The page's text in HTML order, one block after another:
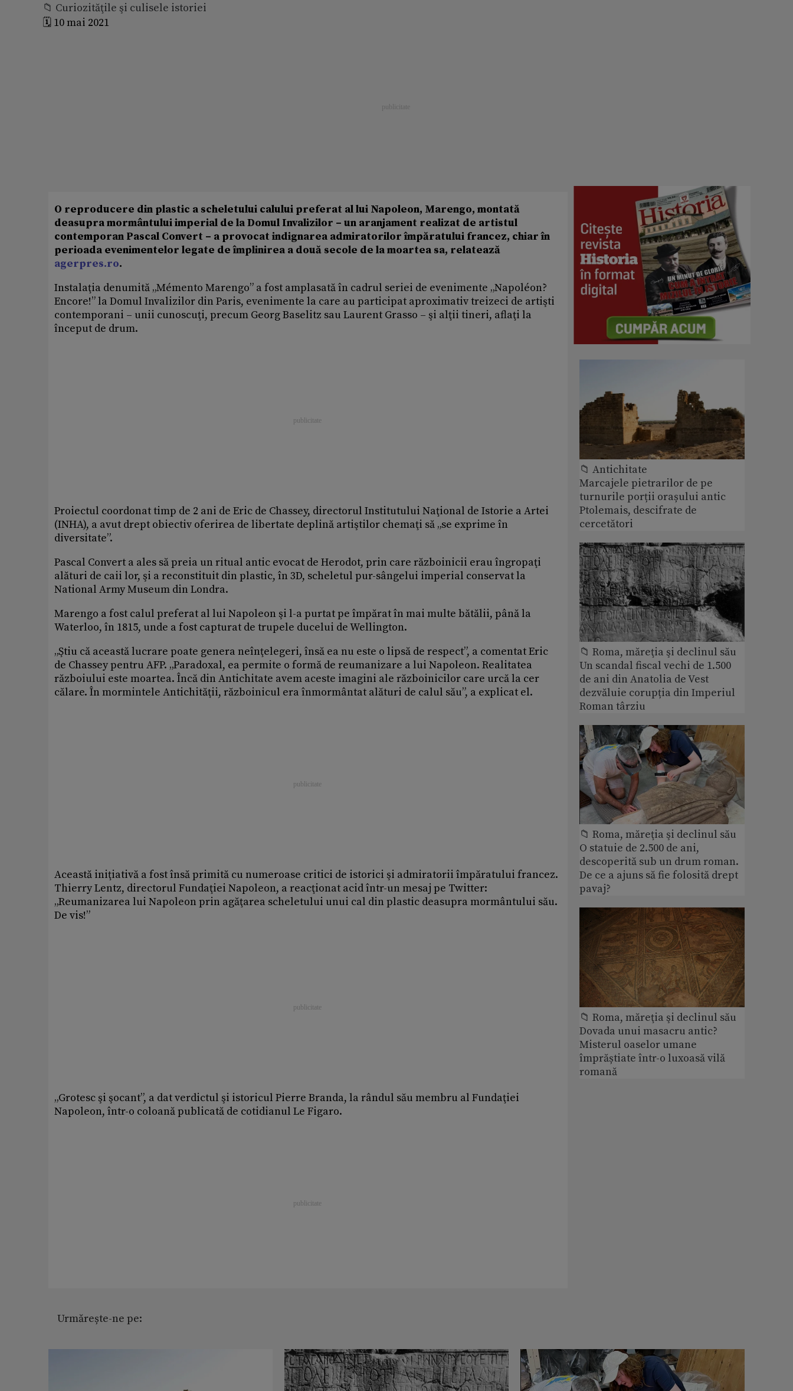
📁 Curiozităţile şi culisele istoriei
🗓️ 10 mai 2021
O reproducere din plastic a scheletului calului preferat al lui Napoleon, Marengo, montată
deasupra mormântului imperial de la Domul Invalizilor – un aranjament realizat de artistul
contemporan Pascal Convert – a provocat indignarea admiratorilor împăratului francez, chiar în
perioada evenimentelor legate de împlinirea a două secole de la moartea sa, relatează
agerpres.ro.
Instalaţia denumită „Mémento Marengo” a fost amplasată în cadrul seriei de evenimente „Napoléon?
Encore!” la Domul Invalizilor din Paris, evenimente la care au participat aproximativ treizeci de artişti
contemporani – unii cunoscuţi, precum Georg Baselitz sau Laurent Grasso – şi alţii tineri, aflaţi la
început de drum.
Proiectul coordonat timp de 2 ani de Eric de Chassey, directorul Institutului Naţional de Istorie a Artei
(INHA), a avut drept obiectiv oferirea de libertate deplină artiştilor chemaţi să „se exprime în
diversitate”.
Pascal Convert a ales să preia un ritual antic evocat de Herodot, prin care războinicii erau îngropaţi
alături de caii lor, şi a reconstituit din plastic, în 3D, scheletul pur-sângelui imperial conservat la
National Army Museum din Londra.
Marengo a fost calul preferat al lui Napoleon şi l-a purtat pe împărat în mai multe bătălii, până la
Waterloo, în 1815, unde a fost capturat de trupele ducelui de Wellington.
„Ştiu că această lucrare poate genera neînţelegeri, însă ea nu este o lipsă de respect”, a comentat Eric
de Chassey pentru AFP. „Paradoxal, ea permite o formă de reumanizare a lui Napoleon. Realitatea
războiului este moartea. Încă din Antichitate avem aceste imagini ale războinicilor care urcă la cer
călare. În mormintele Antichităţii, războinicul era înmormântat alături de calul său”, a explicat el.
Această iniţiativă a fost însă primită cu numeroase critici de istorici şi admiratorii împăratului francez.
Thierry Lentz, directorul Fundaţiei Napoleon, a reacţionat acid într-un mesaj pe Twitter:
„Reumanizarea lui Napoleon prin agăţarea scheletului unui cal din plastic deasupra mormântului său.
De vis!”
„Grotesc şi şocant”, a dat verdictul şi istoricul Pierre Branda, la rândul său membru al Fundaţiei
Napoleon, într-o coloană publicată de cotidianul Le Figaro.
Urmărește-ne pe:
📁 Antichitate
Marcajele pietrarilor de pe
turnurile porții orașului antic
Ptolemais, descifrate de
cercetători
📁 Roma, măreţia şi declinul său
Un scandal fiscal vechi de 1.500
de ani din Anatolia de Vest
dezvăluie corupția din Imperiul
Roman târziu
📁 Roma, măreţia şi declinul său
O statuie de 2.500 de ani,
descoperită sub un drum roman.
De ce a ajuns să fie folosită drept
pavaj?
📁 Roma, măreţia şi declinul său
Dovada unui masacru antic?
Misterul oaselor umane
împrăștiate într-o luxoasă vilă
romană